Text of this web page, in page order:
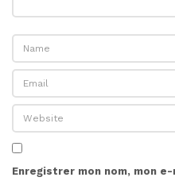
Enregistrer mon nom, mon